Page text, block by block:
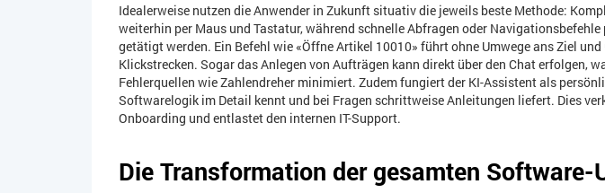
Idealerweise nutzen die Anwender in Zukunft situativ die jeweils beste Methode:
weiterhin per Maus und Tastatur, während schnelle Abfragen oder Navigationsbefehle
getätigt werden. Ein Befehl wie «Öffne Artikel 10010» führt ohne Umwege ans Ziel
Klickstrecken. Sogar das Anlegen von Aufträgen kann direkt über den Chat erfolgen,
Fehlerquellen wie Zahlendreher minimiert. Zudem fungiert der KI-Assistent als
Softwarelogik im Detail kennt und bei Fragen schrittweise Anleitungen liefert. Dies
Onboarding und entlastet den internen IT-Support.
Die Transformation der gesamten Software-